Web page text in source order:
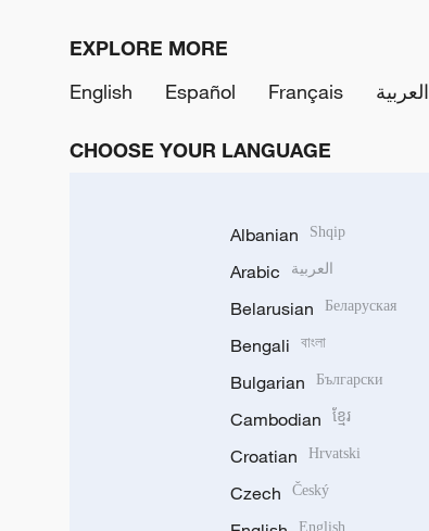
EXPLORE MORE
English
Español Français العربية
CHOOSE YOUR LANGUAGE
Albanian Shqip
Arabic العربية
Belarusian Беларуская
Bengali বাংলা
Bulgarian Български
Cambodian ខ្មែរ
Croatian Hrvatski
Czech Český
English